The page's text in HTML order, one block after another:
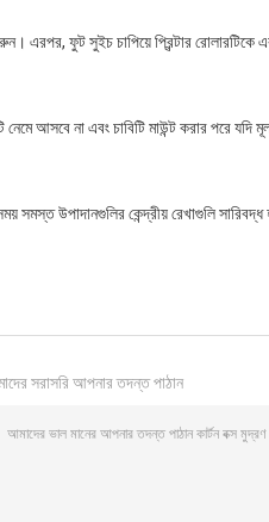
এরপর, ফুট সুইচ চাপিয়ে প্রিন্টার
আসবে না এবং চাবিটি মাউন্ট করার পরে যদি
সমস্ত উপাদানগুলির কেন্দ্রীয় রেখাগুলি
সরাসরি আপনার তদন্ত পাঠান